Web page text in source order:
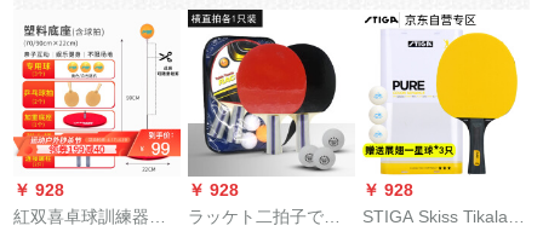
￥ 928
紅双喜卓球訓練器自
￥ 928
ラッケト二拍子で生
￥ 928
STIGA Skiss Tikalake